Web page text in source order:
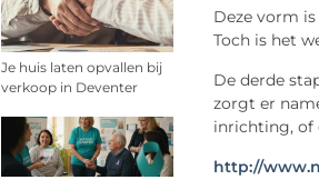
Je huis laten opvallen bij
verkoop in Deventer
Deze vorm
Toch is het
De derde
zorgt er
inrichting, of
http://